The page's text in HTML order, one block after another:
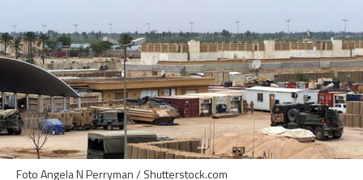
Foto Angela N Perryman / Shutterstock.com